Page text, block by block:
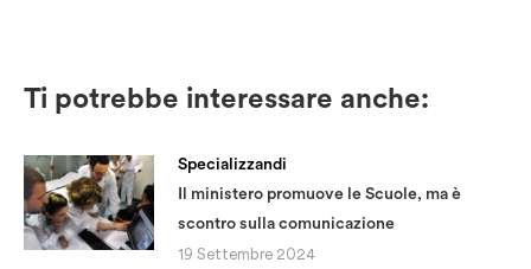
Ti potrebbe interessare anche:
Specializzandi
Il ministero promuove le Scuole, ma è
scontro sulla comunicazione
19 Settembre 2024